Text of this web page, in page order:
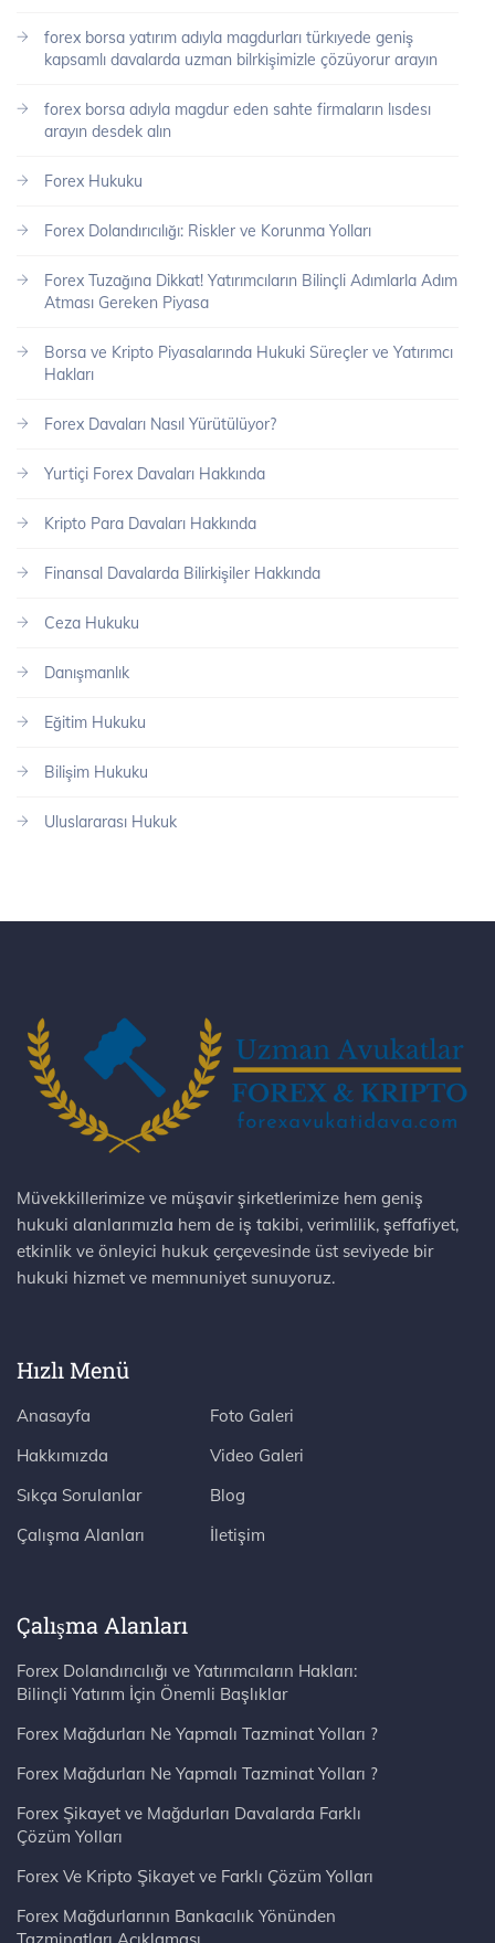
forex borsa yatırım adıyla magdurları türkıyede geniş
kapsamlı davalarda uzman bilrkişimizle çözüyorur arayın
forex borsa adıyla magdur eden sahte firmaların lısdesı
arayın desdek alın
Forex Hukuku
Forex Dolandırıcılığı: Riskler ve Korunma Yolları
Forex Tuzağına Dikkat! Yatırımcıların Bilinçli Adımlarla Adım
Atması Gereken Piyasa
Borsa ve Kripto Piyasalarında Hukuki Süreçler ve Yatırımcı
Hakları
Forex Davaları Nasıl Yürütülüyor?
Yurtiçi Forex Davaları Hakkında
Kripto Para Davaları Hakkında
Finansal Davalarda Bilirkişiler Hakkında
Ceza Hukuku
Danışmanlık
Eğitim Hukuku
Bilişim Hukuku
Uluslararası Hukuk
Müvekkillerimize ve müşavir şirketlerimize hem geniş
hukuki alanlarımızla hem de iş takibi, verimlilik, şeffafiyet,
etkinlik ve önleyici hukuk çerçevesinde üst seviyede bir
hukuki hizmet ve memnuniyet sunuyoruz.
Hızlı Menü
Anasayfa
Hakkımızda
Sıkça Sorulanlar
Çalışma Alanları
Foto Galeri
Video Galeri
Blog
İletişim
Çalışma Alanları
Forex Dolandırıcılığı ve Yatırımcıların Hakları:
Bilinçli Yatırım İçin Önemli Başlıklar
Forex Mağdurları Ne Yapmalı Tazminat Yolları ?
Forex Mağdurları Ne Yapmalı Tazminat Yolları ?
Forex Şikayet ve Mağdurları Davalarda Farklı
Çözüm Yolları
Forex Ve Kripto Şikayet ve Farklı Çözüm Yolları
Forex Mağdurlarının Bankacılık Yönünden